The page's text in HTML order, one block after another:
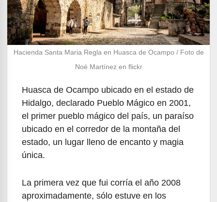
Hacienda Santa Maria Regla en Huasca de Ocampo / Foto de
Noé Martínez en flickr
Huasca de Ocampo ubicado en el estado de
Hidalgo, declarado Pueblo Mágico en 2001,
el primer pueblo mágico del país, un paraíso
ubicado en el corredor de la montaña del
estado, un lugar lleno de encanto y magia
única.
La primera vez que fui corría el año 2008
aproximadamente, sólo estuve en los